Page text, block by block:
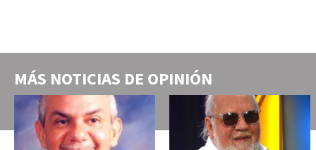
MÁS NOTICIAS DE OPINIÓN